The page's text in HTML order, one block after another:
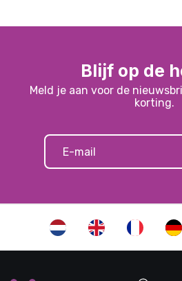
Blijf op de
Meld je aan voor de
korting.